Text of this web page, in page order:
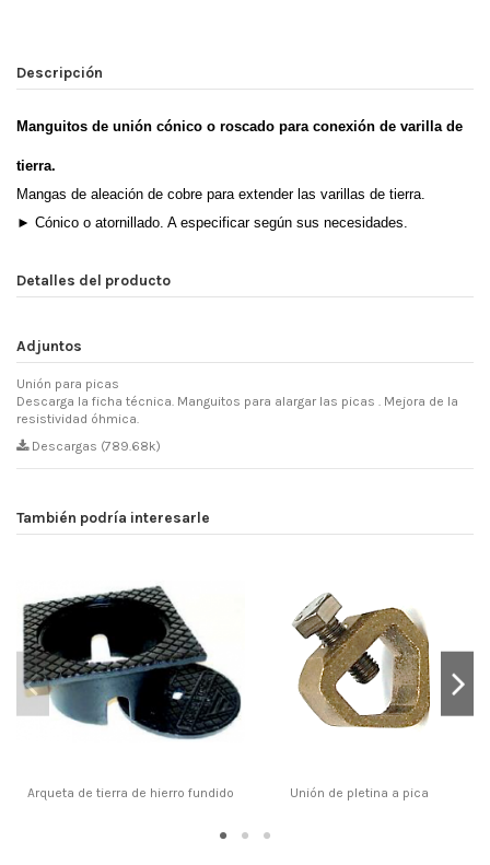
Descripción
Manguitos de unión cónico o roscado para conexión de varilla de
tierra.
Mangas de aleación de cobre para extender las varillas de tierra.
► Cónico o atornillado. A especificar según sus necesidades.
Detalles del producto
Adjuntos
Unión para picas
Descarga la ficha técnica. Manguitos para alargar las picas . Mejora de la
resistividad óhmica.
Descargas (789.68k)
También podría interesarle
Arqueta de tierra de hierro fundido Unión de pletina a pica